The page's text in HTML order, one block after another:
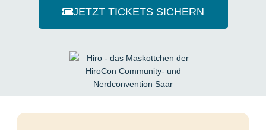
JETZT TICKETS SICHERN